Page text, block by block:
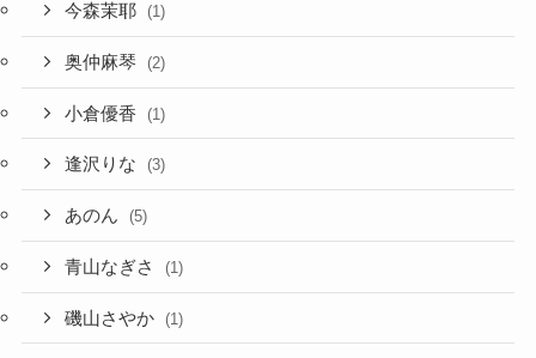
今森茉耶 (1)
奥仲麻琴 (2)
小倉優香 (1)
逢沢りな (3)
あのん (5)
青山なぎさ (1)
磯山さやか (1)